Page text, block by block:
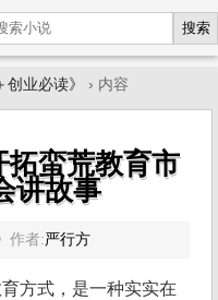
搜索
创业必读》 › 内容
蛮荒教育市
讲故事
作者:严行方
方式，是一种实实在